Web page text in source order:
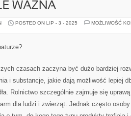
WAŻNA
POSTED ON LIP - 3 - 2025
MOŻLIWOŚĆ
czasach zaczyna być dużo bardziej
i substancje, jakie dają możliwość lepiej
Rolnictwo szczególnie zajmuje się
dla ludzi i zwierząt. Jednak często